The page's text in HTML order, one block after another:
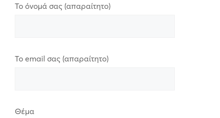
Το όνομά σας (απαραίτητο)
Το email σας (απαραίτητο)
Θέμα